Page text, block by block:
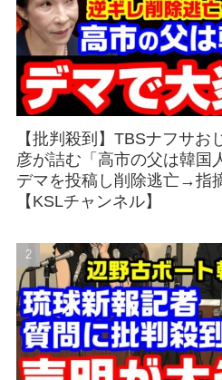
【批判殺到】TBSナフサお
彦が詰む「高市の父は韓国
デマを投稿し削除逃亡→指
【KSLチャンネル】